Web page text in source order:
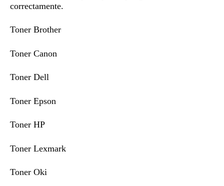
correctamente.
Toner Brother
Toner Canon
Toner Dell
Toner Epson
Toner HP
Toner Lexmark
Toner Oki